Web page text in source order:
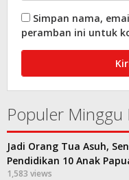
Simpan nama,
peramban ini untuk
Populer Minggu
Jadi Orang Tua Asuh,
Pendidikan 10 Anak
1,583 views